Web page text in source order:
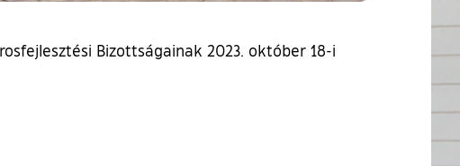
Bizottságainak 2023. október 18-i